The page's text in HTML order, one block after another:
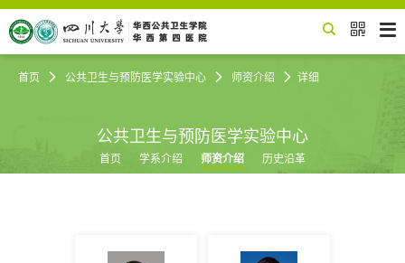
 
首页  公共卫生与预防医学实验中心  师资介绍  详细
公共卫生与预防医学实验中心
首页 学系介绍 师资介绍 历史沿革